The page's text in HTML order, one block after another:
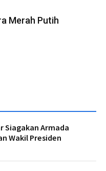
Merah Putih
Siagakan Armada
Wakil Presiden